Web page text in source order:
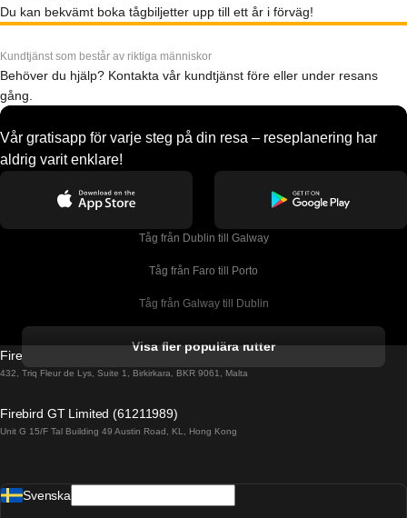
Du kan bekvämt boka tågbiljetter upp till ett år i förväg!
Kundtjänst som består av riktiga människor
Behöver du hjälp? Kontakta vår kundtjänst före eller under resans
gång.
Vår gratisapp för varje steg på din resa – reseplanering har
aldrig varit enklare!
Tåg från Dublin till Galway
Tåg från Faro till Porto
Tåg från Galway till Dublin
Tåg från Porto till Faro
Tåg från Barcelona till Madrid
Visa fler populära rutter
Firebird GT Limited (OC 1451)
432, Triq Fleur de Lys, Suite 1, Birkirkara, BKR 9061, Malta
Firebird GT Limited (61211989)
Unit G 15/F Tal Building 49 Austin Road, KL, Hong Kong
Svenska